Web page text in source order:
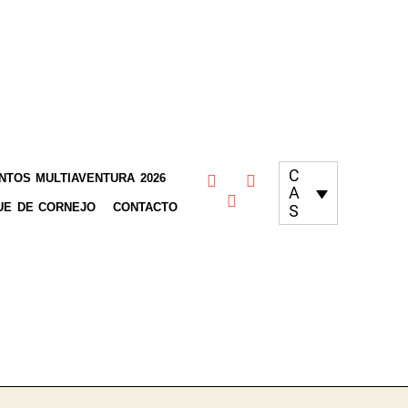
MULTIAVENTURA 2026
DE CORNEJO CONTACTO
C
A
S